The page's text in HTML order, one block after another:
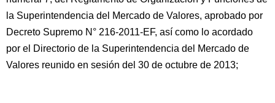
la Superintendencia del Mercado de Valores, aprobado por
Decreto Supremo N° 216-2011-EF, así como lo acordado
por el Directorio de la Superintendencia del Mercado de
Valores reunido en sesión del 30 de octubre de 2013;